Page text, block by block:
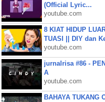
(Official Lyric...
youtube.com
8 KIAT HIDUP
TUASI || DIY dan
youtube.com
jurnalrisa #86 -
A
youtube.com
BAHAYA TUKANG